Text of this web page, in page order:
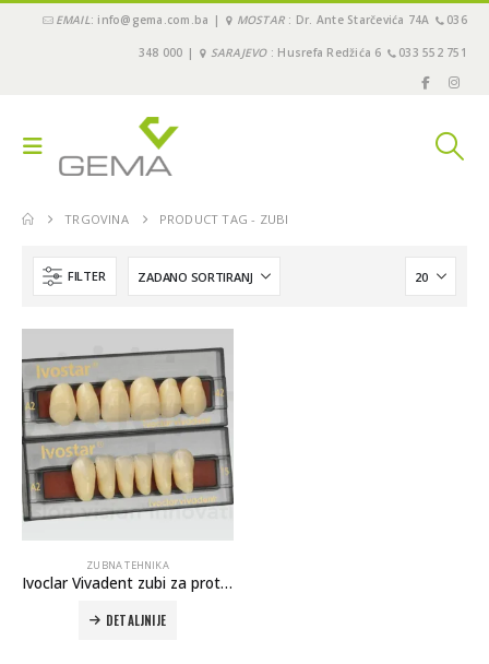
EMAIL: info@gema.com.ba | MOSTAR : Dr. Ante Starčevića 74A 036
348 000 | SARAJEVO: Husrefa Redžića 6 033 552 751
TRGOVINA PRODUCT TAG - ZUBI
FILTER
ZUBNA TEHNIKA
Ivoclar Vivadent zubi za proteze
DETALJNIJE